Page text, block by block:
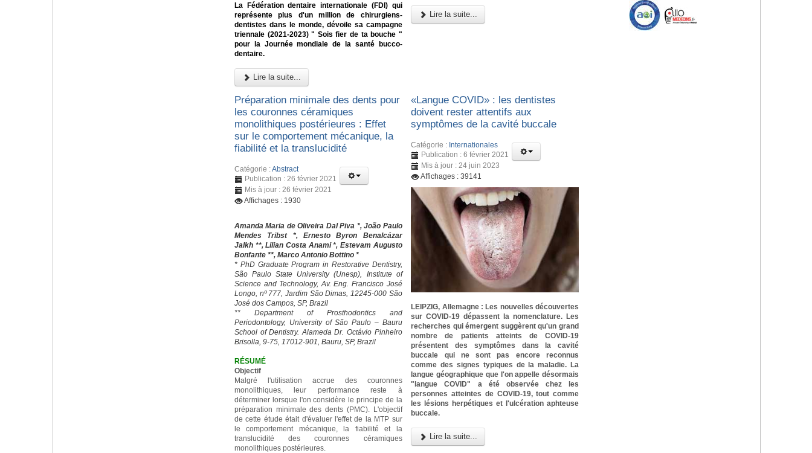
La Fédération dentaire internationale (FDI) qui
représente plus d'un million de chirurgiens-
dentistes dans le monde, dévoile sa campagne
triennale (2021-2023) " Sois fier de ta bouche "
pour la Journée mondiale de la santé bucco-
dentaire.
Lire la suite...
Lire la suite...
Préparation minimale des dents pour
les couronnes céramiques
monolithiques postérieures : Effet
sur le comportement mécanique, la
fiabilité et la translucidité
Catégorie :Abstract
Publication : 26 février 2021
Mis à jour : 26 février 2021
Affichages : 1930
Amanda Maria de Oliveira Dal Piva *, João Paulo
Mendes Tribst *, Ernesto Byron Benalcázar
Jalkh **, Lilian Costa Anami *, Estevam Augusto
Bonfante **, Marco Antonio Bottino *
* PhD Graduate Program in Restorative Dentistry,
São Paulo State University (Unesp), Institute of
Science and Technology, Av. Eng. Francisco José
Longo, nº 777, Jardim São Dimas, 12245-000 São
José dos Campos, SP, Brazil
** Department of Prosthodontics and
Periodontology, University of São Paulo – Bauru
School of Dentistry. Alameda Dr. Octávio Pinheiro
Brisolla, 9-75, 17012-901, Bauru, SP, Brazil
RÉSUMÉ
Objectif
Malgré l'utilisation accrue des couronnes
monolithiques, leur performance reste à
déterminer lorsque l'on considère le principe de la
préparation minimale des dents (PMC). L'objectif
de cette étude était d'évaluer l'effet de la MTP sur
le comportement mécanique, la fiabilité et la
translucidité des couronnes céramiques
monolithiques postérieures.
«Langue COVID» : les dentistes
doivent rester attentifs aux
symptômes de la cavité buccale
Catégorie : Internationales
Publication : 6 février 2021
Mis à jour : 24 juin 2023
Affichages : 39141
LEIPZIG, Allemagne : Les nouvelles découvertes
sur COVID-19 dépassent la nomenclature. Les
recherches qui émergent suggèrent qu'un grand
nombre de patients atteints de COVID-19
présentent des symptômes dans la cavité
buccale qui ne sont pas encore reconnus
comme des signes typiques de la maladie. La
langue géographique que l'on appelle désormais
"langue COVID" a été observée chez les
personnes atteintes de COVID-19, tout comme
les lésions herpétiques et l'ulcération aphteuse
buccale.
Lire la suite...